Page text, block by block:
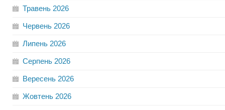
Травень 2026
Червень 2026
Липень 2026
Серпень 2026
Вересень 2026
Жовтень 2026